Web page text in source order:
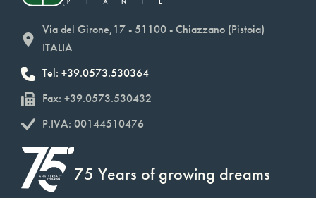
Via del Girone,17 - 51100 - Chiazzano (Pistoia)
ITALIA
Tel: +39.0573.530364
Fax: +39.0573.530432
P.IVA: 00144510476
75 Years of growing dreams